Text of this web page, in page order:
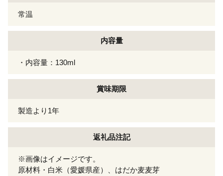
常温
内容量
・内容量：130ml
賞味期限
製造より1年
返礼品注記
※画像はイメージです。
原材料・白米（愛媛県産）、はだか麦麦芽